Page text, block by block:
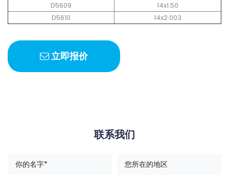
D5609
14x1.50
D5610
14x2.003
立即报价
联系我们